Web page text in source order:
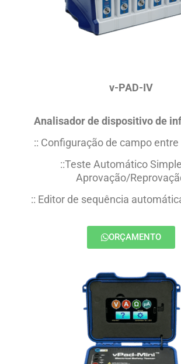
v-PAD-IV
Analisador de dispositivo de
:: Configuração de campo
::Teste Automático
Aprovação/
:: Editor de sequência
ORÇAMENTO